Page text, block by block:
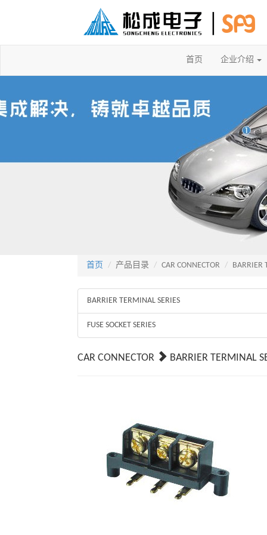
首页 企业介绍
首页 产品目录 CAR CONNECTOR BARRIER
BARRIER TERMINAL SERIES
FUSE SOCKET SERIES
CAR CONNECTOR BARRIER TERMINAL